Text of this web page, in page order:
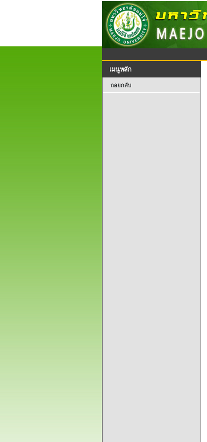
เมนูหลัก
ถอยกลับ